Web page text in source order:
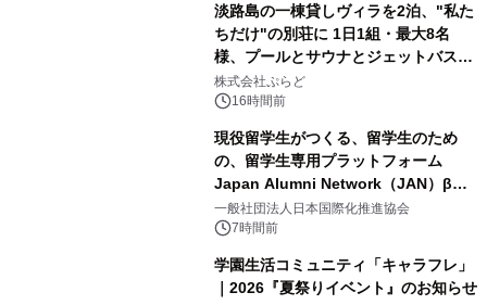
淡路島の一棟貸しヴィラを2泊、"私た
ちだけ"の別荘に 1日1組・最大8名
様、プールとサウナとジェットバス付
きで Villa Mon Temps AWAJIの連泊
素泊りプラン
株式会社ぷらど
16時間前
現役留学生がつくる、留学生のため
の、留学生専用プラットフォーム
Japan Alumni Network（JAN）β版
をリリース
一般社団法人日本国際化推進協会
7時間前
学園生活コミュニティ「キャラフレ」
｜2026『夏祭りイベント』のお知らせ